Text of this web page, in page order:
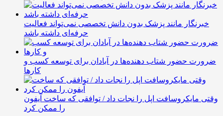
خبرنگار مانند پزشک بدون دانش تخصصی نمی‌تواند فعالیت
حرفه‌ای داشته باشد
ضرورت حضور شتاب ‌دهنده‌ها در آبادان برای توسعه کسب‌ و
کارها
وقتی مایکروسافت اپل را نجات داد / توافقی که ساخت آیفون
را ممکن کرد